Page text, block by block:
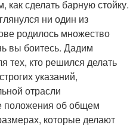
как сделать барную стойку.
ни один из
родилось множество
вы боитесь. Дадим
тех, кто решился делать
указаний,
отрасли
положения об общем
которые делают